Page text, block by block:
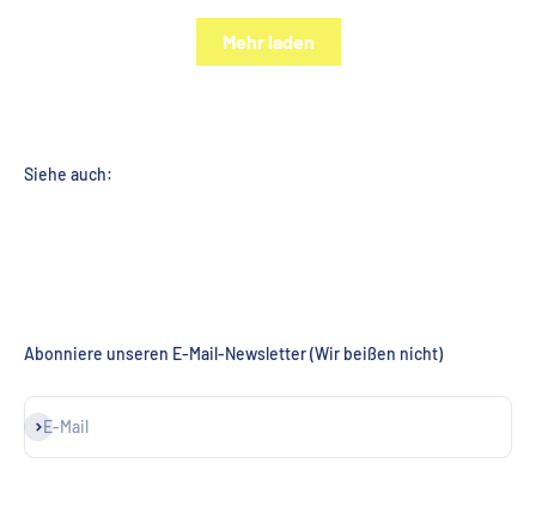
Mehr laden
Abonniere unseren E-Mail-Newsletter (Wir beißen nicht)
E-Mail
Abonnieren